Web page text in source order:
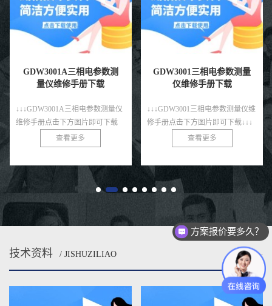
GDW3001A三相电参数测
量仪维修手册下载
↓↓↓GDW3001A三相电参数测量仪
维修手册点击下方图片即可下载
查看更多
GDW3001三相电参数测量
仪维修手册下载
↓↓↓GDW3001三相电参数测量仪维
修手册点击下方图片即可下载↓↓↓
查看更多
技术资料 / JISHUZILIAO MORE
方案报价要多久？
测试设备怎么收费的？